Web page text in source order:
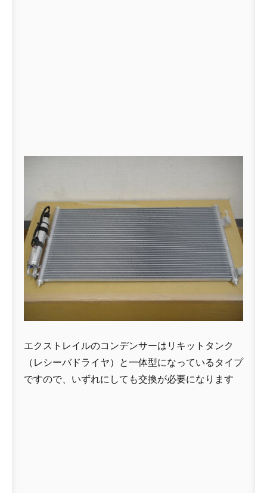
エクストレイルのコンデンサーはリキットタンク
（レシーバドライヤ）と一体型になっているタイプ
ですので、いずれにしても交換が必要になります